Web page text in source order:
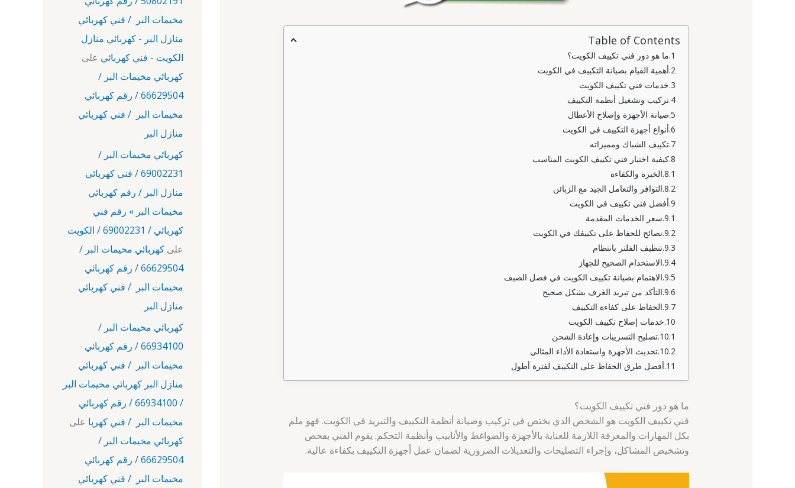
Table of Contents
ما هو دور فني تكييف الكويت؟
أهمية القيام بصيانة التكييف في الكويت
خدمات فني تكييف الكويت
تركيب وتشغيل أنظمة التكييف
صيانة الأجهزة وإصلاح الأعطال
أنواع أجهزة التكييف في الكويت
تكييف الشباك ومميزاته
كيفية اختيار فني تكييف الكويت المناسب
الخبرة والكفاءة
التوافر والتعامل الجيد مع الزبائن
أفضل فني تكييف في الكويت
سعر الخدمات المقدمة
نصائح للحفاظ على تكييفك في الكويت
تنظيف الفلتر بانتظام
الاستخدام الصحيح للجهاز
الاهتمام بصيانة تكييف الكويت في فصل الصيف
التأكد من تبريد الغرف بشكل صحيح
الحفاظ على كفاءة التكييف
خدمات إصلاح تكييف الكويت
تصليح التسريبات وإعادة الشحن
تحديث الأجهزة واستعادة الأداء المثالي
أفضل طرق الحفاظ على التكييف لفترة أطول
ما هو دور فني تكييف الكويت؟
فني تكييف الكويت هو الشخص الذي يختص في تركيب وصيانة أنظمة التكييف والتبريد في الكويت. فهو ملم
بكل المهارات والمعرفة اللازمة للعناية بالأجهزة والضواغط والأنابيب وأنظمة التحكم. يقوم الفني بفحص
وتشخيص المشاكل، وإجراء التصليحات والتعديلات الضرورية لضمان عمل أجهزة التكييف بكفاءة عالية.
مخيمات البر / فني كهربائي
منازل البر - كهربائي منازل
الكويت - فني كهربائي على
كهربائي مخيمات البر /
66629504 / رقم كهربائي
مخيمات البر / فني كهربائي
منازل البر
كهربائي مخيمات البر /
69002231 / فني كهربائي
منازل البر / رقم كهربائي
مخيمات البر » رقم فني
كهربائي / 69002231 / الكويت
على كهربائي مخيمات البر /
66629504 / رقم كهربائي
مخيمات البر / فني كهربائي
منازل البر
كهربائي مخيمات البر /
66934100 / رقم كهربائي
مخيمات البر / فني كهربائي
منازل البر كهربائي مخيمات البر
/ 66934100 / رقم كهربائي
مخيمات البر / فني كهربا على
كهربائي مخيمات البر /
66629504 / رقم كهربائي
مخيمات البر / فني كهربائي